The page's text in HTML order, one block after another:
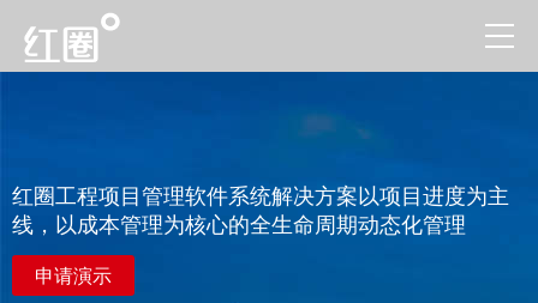
红圈工程项目管理软件系统解决方案以项目进度为主
线，以成本管理为核心的全生命周期动态化管理
申请演示